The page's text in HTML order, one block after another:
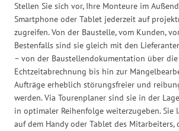
Stellen Sie sich vor, Ihre Monteure im
Smartphone oder Tablet jederzeit auf
zugreifen. Von der Baustelle, vom Kunden,
Bestenfalls sind sie gleich mit den
– von der Baustellendokumentation über die
Echtzeitabrechnung bis hin zur
Aufträge erheblich störungsfreier und
werden. Via Tourenplaner sind sie in der
in optimaler Reihenfolge weiterzugeben. Sie
auf dem Handy oder Tablet des Mitarbeiters,